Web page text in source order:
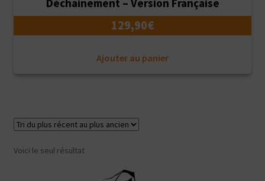
Déchainement – Version Française
129,90€
Ajouter au panier
Voici le seul résultat